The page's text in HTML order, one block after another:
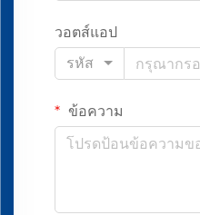
วอตส์แอป
รหัส
ข้อความ